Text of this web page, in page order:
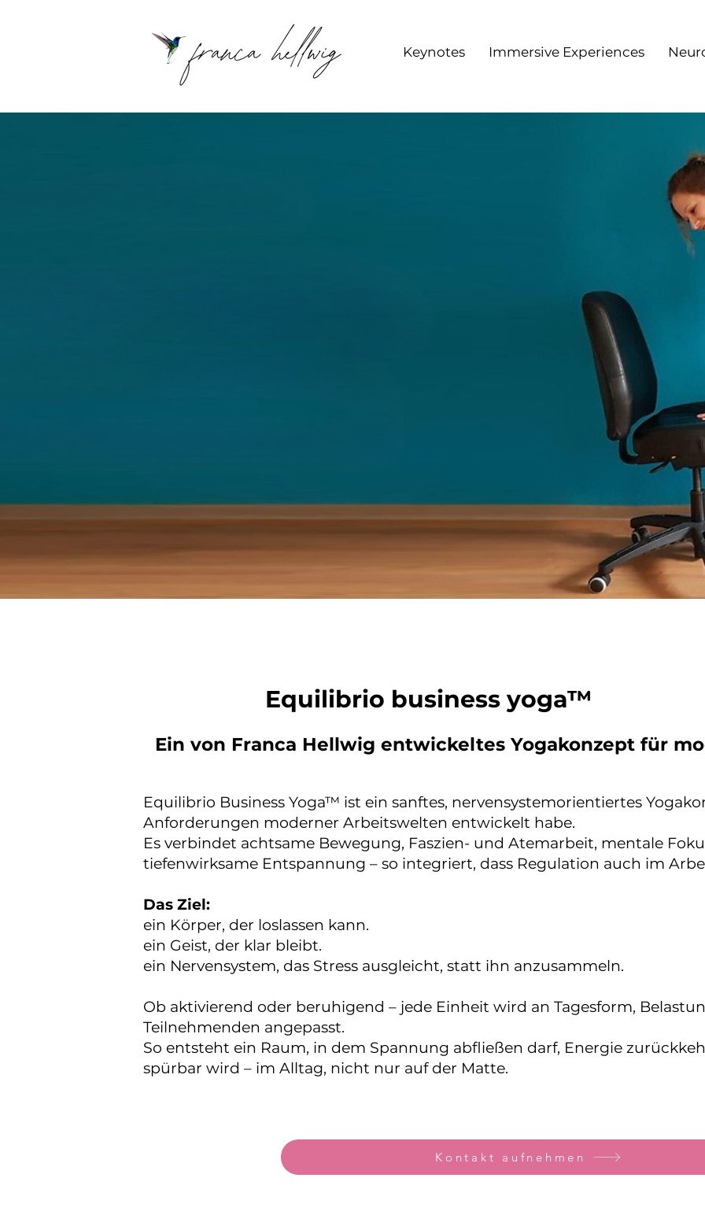
Keynotes Immersive Experiences
Equilibrio business yoga™
Ein von Franca Hellwig entwickeltes Yogakonzept für
Equilibrio Business Yoga™ ist ein sanftes, nervensystemorientiertes
Anforderungen moderner Arbeitswelten entwickelt habe.
Es verbindet achtsame Bewegung, Faszien- und Atemarbeit, mentale
tiefenwirksame Entspannung – so integriert, dass Regulation auch im
Das Ziel:
ein Körper, der loslassen kann.
ein Geist, der klar bleibt.
ein Nervensystem, das Stress ausgleicht, statt ihn anzusammeln.
Ob aktivierend oder beruhigend – jede Einheit wird an Tagesform,
Teilnehmenden angepasst.
So entsteht ein Raum, in dem Spannung abfließen darf, Energie
spürbar wird – im Alltag, nicht nur auf der Matte.
Kontakt aufnehmen